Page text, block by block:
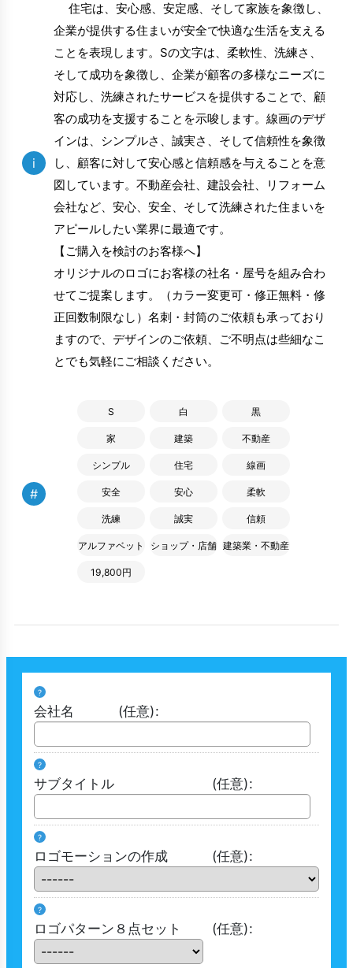
i
住宅は、安心感、安定感、そして家族を象徴し、
企業が提供する住まいが安全で快適な生活を支える
ことを表現します。Sの文字は、柔軟性、洗練さ、
そして成功を象徴し、企業が顧客の多様なニーズに
対応し、洗練されたサービスを提供することで、顧
客の成功を支援することを示唆します。線画のデザ
インは、シンプルさ、誠実さ、そして信頼性を象徴
し、顧客に対して安心感と信頼感を与えることを意
図しています。不動産会社、建設会社、リフォーム
会社など、安心、安全、そして洗練された住まいを
アピールしたい業界に最適です。
【ご購入を検討のお客様へ】
オリジナルのロゴにお客様の社名・屋号を組み合わ
せてご提案します。（カラー変更可・修正無料・修
正回数制限なし）名刺・封筒のご依頼も承っており
ますので、デザインのご依頼、ご不明点は些細なこ
とでも気軽にご相談ください。
#
S 白 黒
家 建築 不動産
シンプル 住宅 線画
安全 安心 柔軟
洗練 誠実 信頼
アルファベット ショップ・店舗 建築業・不動産
19,800円
?
会社名 (任意):
?
サブタイトル (任意):
?
ロゴモーションの作成 (任意):
?
ロゴパターン８点セット (任意):